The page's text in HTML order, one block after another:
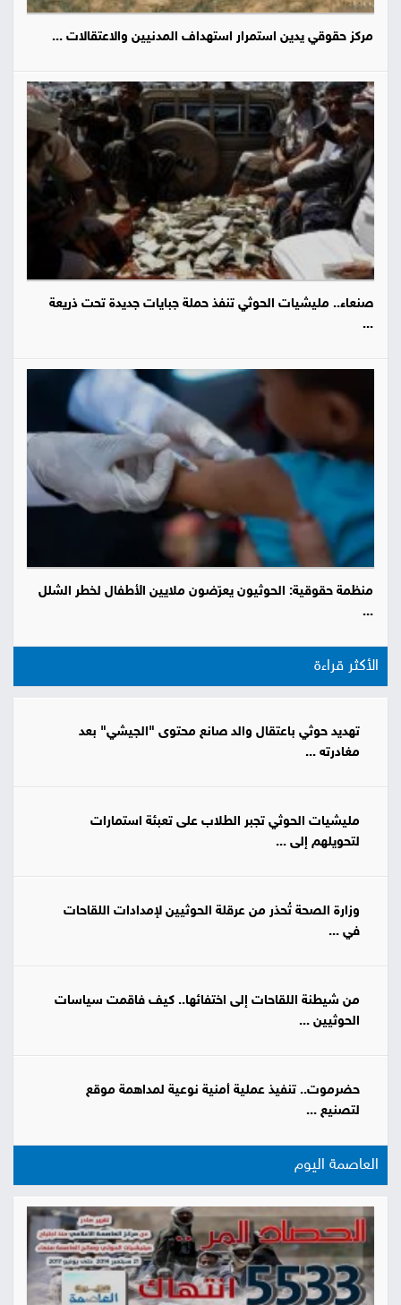
مركز حقوقي يدين استمرار استهداف المدنيين والاعتقالات ...
صنعاء.. مليشيات الحوثي تنفذ حملة جبايات جديدة تحت ذريعة
...
منظمة حقوقية: الحوثيون يعرّضون ملايين الأطفال لخطر الشلل
...
الأكثر قراءة
تهديد حوثي باعتقال والد صانع محتوى "الجيشي" بعد
مغادرته ...
مليشيات الحوثي تجبر الطلاب على تعبئة استمارات
لتحويلهم إلى ...
وزارة الصحة تُحذر من عرقلة الحوثيين لإمدادات اللقاحات
في ...
من شيطنة اللقاحات إلى اختفائها.. كيف فاقمت سياسات
الحوثيين ...
حضرموت.. تنفيذ عملية أمنية نوعية لمداهمة موقع
لتصنيع ...
العاصمة اليوم